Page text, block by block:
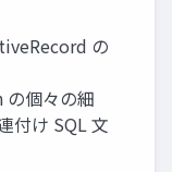
の
個々の細
付け SQL 文